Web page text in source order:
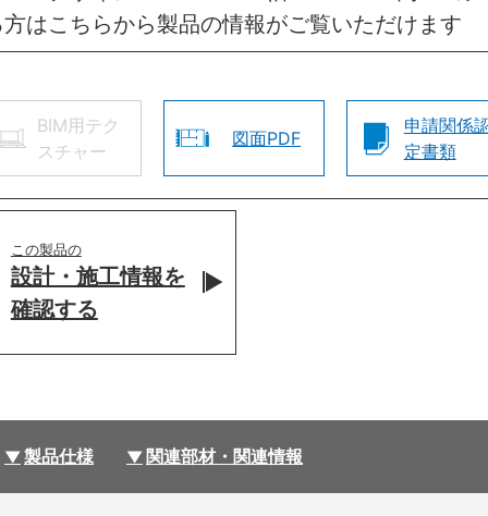
はこちらから製品の情報がご覧いただけます
BIM用テク
スチャー
図面PDF
申請関係
定書類
この製品の
設計・施工情報を
確認する
製品仕様 関連部材・関連情報